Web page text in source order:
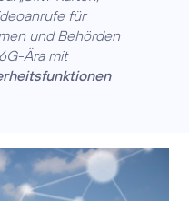
für
und Behörden
Ära mit